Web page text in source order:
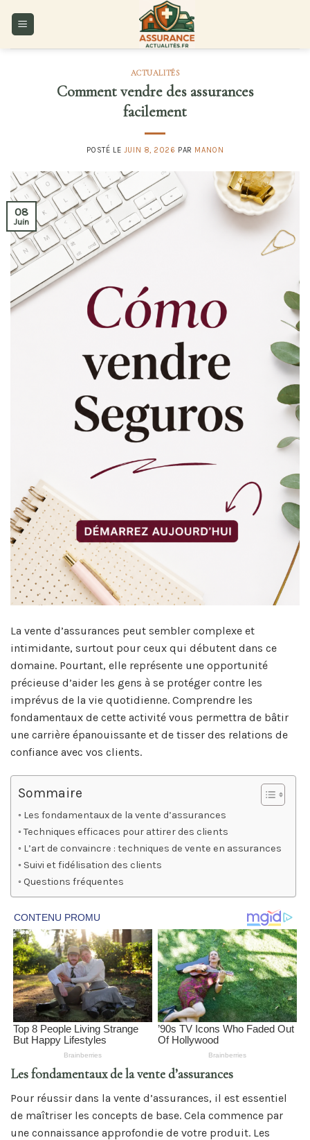
ACTUALITÉS
Comment vendre des assurances
facilement
POSTÉ LE JUIN 8, 2026 PAR MANON
08
Juin
La vente d’assurances peut sembler complexe et
intimidante, surtout pour ceux qui débutent dans ce
domaine. Pourtant, elle représente une opportunité
précieuse d’aider les gens à se protéger contre les
imprévus de la vie quotidienne. Comprendre les
fondamentaux de cette activité vous permettra de bâtir
une carrière épanouissante et de tisser des relations de
confiance avec vos clients.
Sommaire
Les fondamentaux de la vente d’assurances
Techniques efficaces pour attirer des clients
L’art de convaincre : techniques de vente en assurances
Suivi et fidélisation des clients
Questions fréquentes
Les fondamentaux de la vente d’assurances
Pour réussir dans la vente d’assurances, il est essentiel
de maîtriser les concepts de base. Cela commence par
une connaissance approfondie de votre produit. Les